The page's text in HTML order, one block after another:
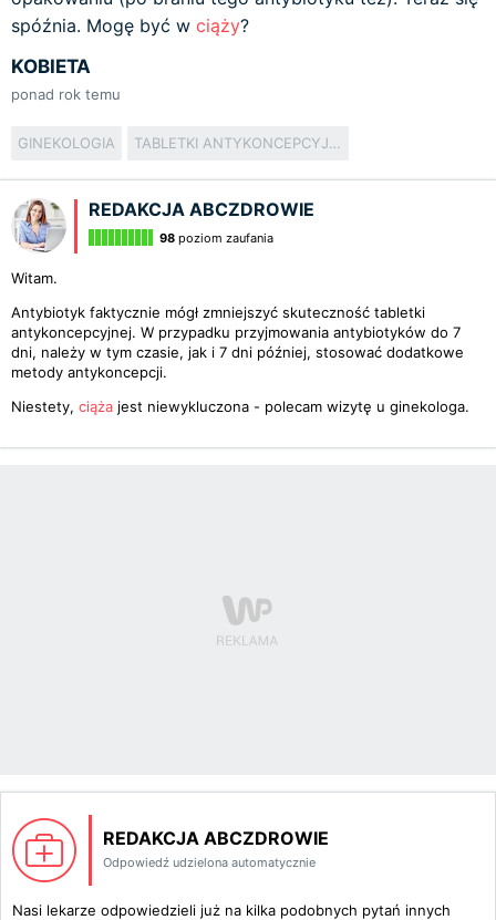
spóźnia. Mogę być w ciąży?
KOBIETA
ponad rok temu
GINEKOLOGIA TABLETKI ANTYKONCEPCYJNE
REDAKCJA ABCZDROWIE
98 poziom zaufania
Witam.
Antybiotyk faktycznie mógł zmniejszyć skuteczność tabletki
antykoncepcyjnej. W przypadku przyjmowania antybiotyków do 7
dni, należy w tym czasie, jak i 7 dni później, stosować dodatkowe
metody antykoncepcji.
Niestety, ciąża jest niewykluczona - polecam wizytę u ginekologa.
REDAKCJA ABCZDROWIE
Odpowiedź udzielona automatycznie
Nasi lekarze odpowiedzieli już na kilka podobnych pytań innych